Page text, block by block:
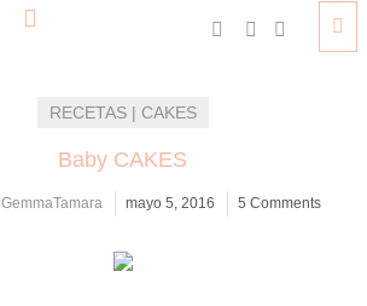
RECETAS | CAKES
Baby CAKES
GemmaTamara mayo 5, 2016 5 Comments